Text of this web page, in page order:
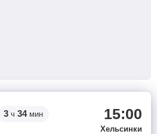
3 ч 34мин 15:00
Хельсинки